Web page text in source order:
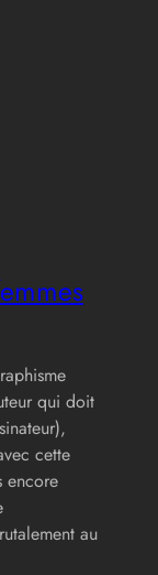
qui doit
cette
encore
au